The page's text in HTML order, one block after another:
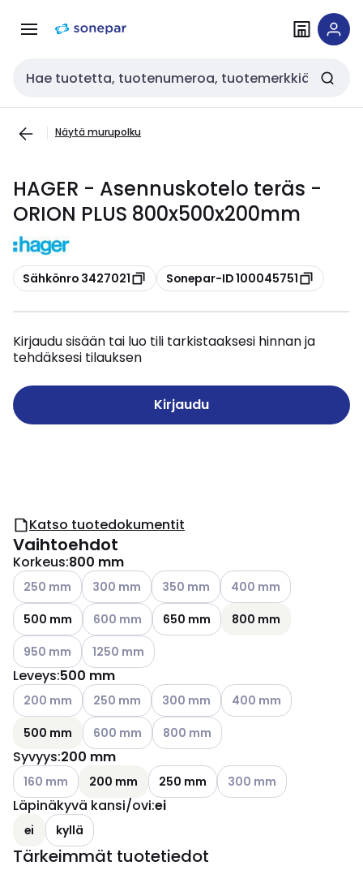
navigointiinsisältöön
Haku
Näytä murupolku
HAGER - Asennuskotelo teräs -
ORION PLUS 800x500x200mm
Kopioi
Sähkönro 3427021 Kopioi
Sonepar-ID 100045751
Kirjaudu sisään tai luo tili tarkistaaksesi hinnan ja
tehdäksesi tilauksen
Kirjaudu
Katso tuotedokumentit
Vaihtoehdot
Korkeus:800 mm
Katso käytettävissä olevat vaihtoehdot
250 mm Katso käytettävissä olevat vaihtoehdot
300 mm Katso käytettävissä olevat
350 mm Katso käytettävissä
400 mm
500 mm
Katso käytettävissä olevat vaihtoehdot
600 mm 650 mm
800 mm
Katso käytettävissä olevat vaihtoehdot
950 mm Katso käytettävissä olevat vaihtoehdot
1250 mm
Leveys:500 mm
Katso käytettävissä olevat vaihtoehdot
200 mm Katso käytettävissä olevat vaihtoehdot
250 mm Katso käytettävissä olevat
300 mm Katso käytettävissä
400 mm
500 mm
Katso käytettävissä olevat vaihtoehdot
600 mm Katso käytettävissä olevat
800 mm
Syvyys:200 mm
Katso käytettävissä olevat vaihtoehdot
160 mm 200 mm 250 mm Katso käytettävissä
300 mm
Läpinäkyvä kansi/ovi:ei
ei kyllä
Tärkeimmät tuotetiedot